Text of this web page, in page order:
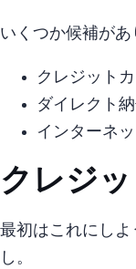
いくつか候補があ
クレジット
ダイレクト
インターネ
クレジ
最初はこれにし
し。